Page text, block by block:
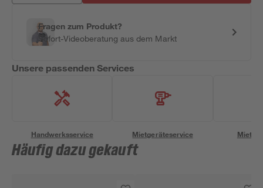
Fragen zum Produkt?
Sofort-Videoberatung aus dem Markt
Unsere passenden Services
Handwerksservice Mietgeräteservice
Häufig dazu gekauft